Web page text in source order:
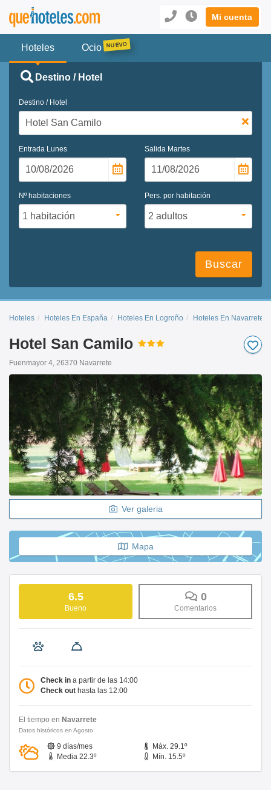
Mi cuenta
Hoteles Ocio
Destino / Hotel
Destino / Hotel
Entrada Lunes Salida Martes
Nº habitaciones Pers. por habitación
Buscar
Hoteles Hoteles En España Hoteles En Logroño Hoteles En Navarrete
Hotel San Camilo
Fuenmayor 4, 26370 Navarrete
Ver galeria
Mapa
6.5
Bueno
0
Comentarios
Check in a partir de las 14:00
Check out hasta las 12:00
El tiempo en Navarrete
Datos históricos en Agosto
9 días/mes
Máx. 29.1º
Media 22.3º
Mín. 15.5º